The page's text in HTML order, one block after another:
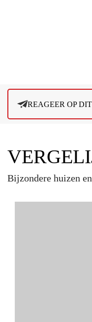
REAGEER OP
Bijzondere huizen